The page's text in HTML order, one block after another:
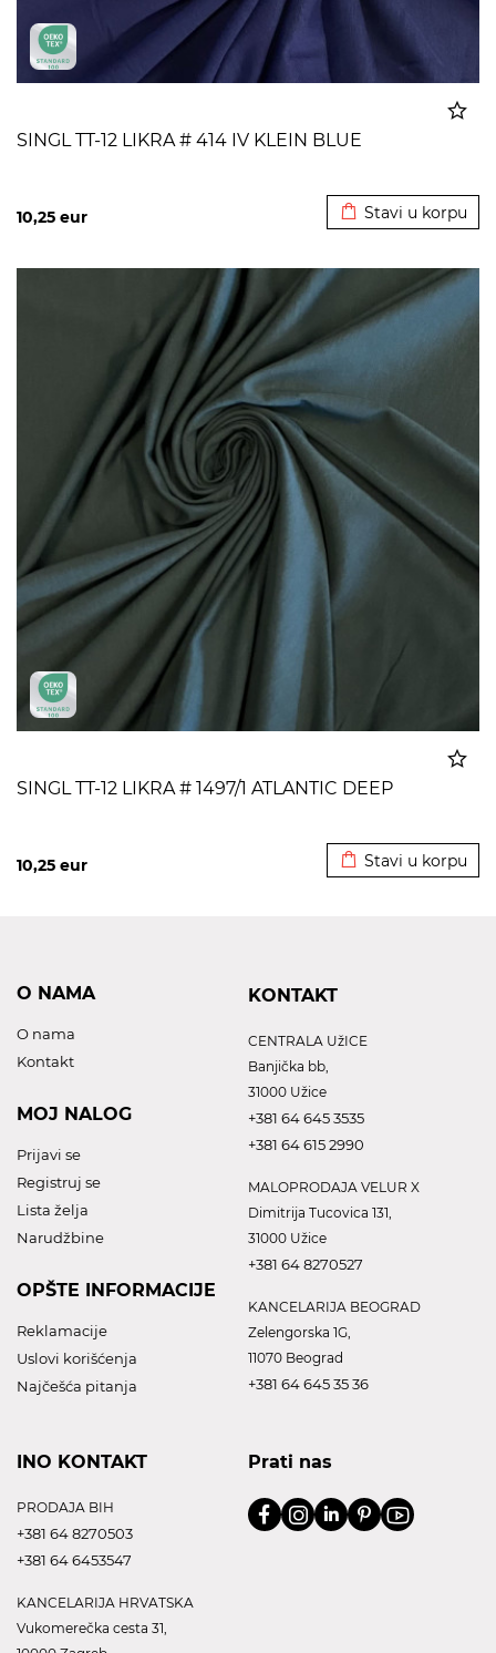
SINGL TT-12 LIKRA # 414 IV KLEIN BLUE
10,25 eur Stavi u korpu
SINGL TT-12 LIKRA # 1497/1 ATLANTIC DEEP
10,25 eur Stavi u korpu
O NAMA
O nama
Kontakt
MOJ NALOG
Prijavi se
Registruj se
Lista želja
Narudžbine
OPŠTE INFORMACIJE
Reklamacije
Uslovi korišćenja
Najčešća pitanja
KONTAKT
CENTRALA UžICE
Banjička bb,
31000 Užice
+381 64 645 3535
+381 64 615 2990
MALOPRODAJA VELUR X
Dimitrija Tucovica 131,
31000 Užice
+381 64 8270527
KANCELARIJA BEOGRAD
Zelengorska 1G,
11070 Beograd
+381 64 645 35 36
INO KONTAKT
PRODAJA BIH
+381 64 8270503
+381 64 6453547
KANCELARIJA HRVATSKA
Vukomerečka cesta 31,
Prati nas